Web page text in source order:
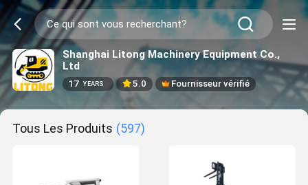
Shanghai Litong Machinery Equipment Co.,
Ltd
17 YEARS 5.0 Fournisseur vérifié
Tous Les Produits (597)